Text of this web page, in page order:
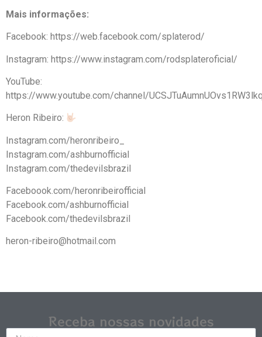
Mais informações:
Facebook: https://web.facebook.com/splaterod/
Instagram: https://www.instagram.com/rodsplateroficial/
YouTube:
https://www.youtube.com/channel/
Heron Ribeiro:
Instagram.com/heronribeiro_
Instagram.com/ashburnofficial
Instagram.com/thedevilsbrazil
Faceboook.com/heronribeirofficial
Facebook.com/ashburnofficial
Facebook.com/thedevilsbrazil
heron-ribeiro@hotmail.com
Receba nossas novidades